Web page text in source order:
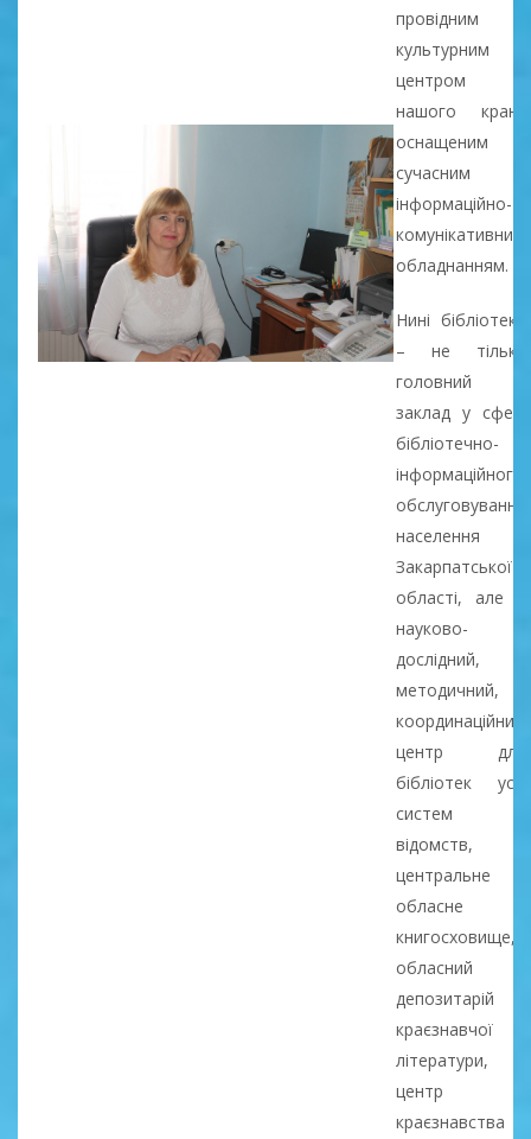
провідним
культурним
центром
нашого краю,
оснащеним
сучасним
інформаційно-
комунікативним
обладнанням.
Нині бібліотека
– не тільки
головний
заклад у сфері
бібліотечно-
інформаційного
обслуговування
населення
Закарпатської
області, але й
науково-
дослідний,
методичний,
координаційний
центр для
бібліотек усіх
систем і
відомств,
центральне
обласне
книгосховище,
обласний
депозитарій
краєзнавчої
літератури,
центр
краєзнавства